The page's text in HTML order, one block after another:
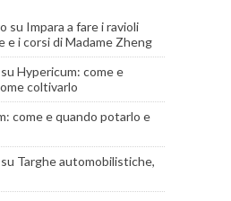
su Impara a fare i ravioli
e i corsi di Madame Zheng
su Hypericum: come e
coltivarlo
come e quando potarlo e
su Targhe automobilistiche,